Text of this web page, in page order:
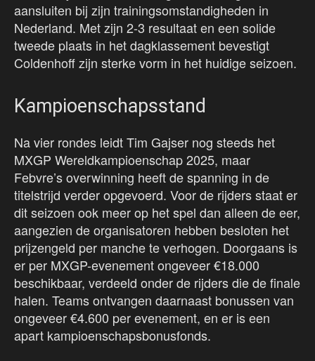
aansluiten bij zijn trainingsomstandigheden in
Nederland. Met zijn 2-3 resultaat en een solide
tweede plaats in het dagklassement bevestigt
Coldenhoff zijn sterke vorm in het huidige seizoen.
Kampioenschapsstand
Na vier rondes leidt Tim Gajser nog steeds het
MXGP Wereldkampioenschap 2025, maar
Febvre’s overwinning heeft de spanning in de
titelstrijd verder opgevoerd. Voor de rijders staat er
dit seizoen ook meer op het spel dan alleen de eer,
aangezien de organisatoren hebben besloten het
prijzengeld per manche te verhogen. Doorgaans is
er per MXGP-evenement ongeveer €18.000
beschikbaar, verdeeld onder de rijders die de finale
halen. Teams ontvangen daarnaast bonussen van
ongeveer €4.600 per evenement, en er is een
apart kampioenschapsbonusfonds.